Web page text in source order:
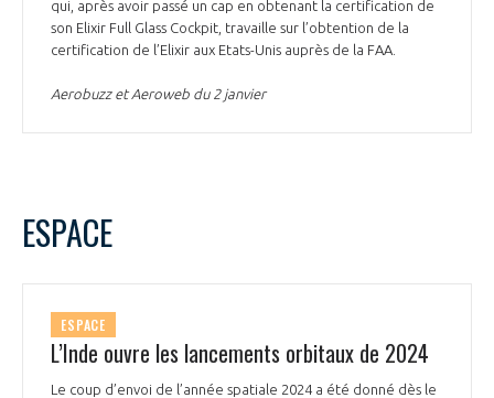
qui, après avoir passé un cap en obtenant la certification de
son Elixir Full Glass Cockpit, travaille sur l’obtention de la
certification de l’Elixir aux Etats-Unis auprès de la FAA.
Aerobuzz et Aeroweb du 2 janvier
ESPACE
ESPACE
L’Inde ouvre les lancements orbitaux de 2024
Le coup d’envoi de l’année spatiale 2024 a été donné dès le